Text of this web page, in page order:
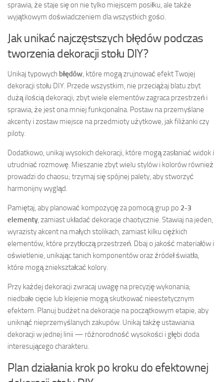
sprawia, że staje się on nie tylko miejscem posiłku, ale także
wyjątkowym doświadczeniem dla wszystkich gości.
Jak unikać najczęstszych błędów podczas
tworzenia dekoracji stołu DIY?
Unikaj typowych błędów, które mogą zrujnować efekt Twojej
dekoracji stołu DIY. Przede wszystkim, nie przeciążaj blatu zbyt
dużą ilością dekoracji; zbyt wiele elementów zagraca przestrzeń i
sprawia, że jest ona mniej funkcjonalna. Postaw na przemyślane
akcenty i zostaw miejsce na przedmioty użytkowe, jak filiżanki czy
piloty.
Dodatkowo, unikaj wysokich dekoracji, które mogą zasłaniać widok i
utrudniać rozmowę. Mieszanie zbyt wielu stylów i kolorów również
prowadzi do chaosu; trzymaj się spójnej palety, aby stworzyć
harmonijny wygląd.
Pamiętaj, aby planować kompozycję za pomocą grup po 2-3
elementy, zamiast układać dekoracje chaotycznie. Stawiaj na jeden,
wyrazisty akcent na małych stolikach, zamiast kilku ciężkich
elementów, które przytłoczą przestrzeń. Dbaj o jakość materiałów i
oświetlenie, unikając tanich komponentów oraz źródeł światła,
które mogą zniekształcać kolory.
Przy każdej dekoracji zwracaj uwagę na precyzję wykonania;
niedbałe cięcie lub klejenie mogą skutkować nieestetycznym
efektem. Planuj budżet na dekoracje na początkowym etapie, aby
uniknąć nieprzemyślanych zakupów. Unikaj takżę ustawiania
dekoracji w jednej linii — różnorodność wysokości i głębi doda
interesującego charakteru.
Plan działania krok po kroku do efektownej